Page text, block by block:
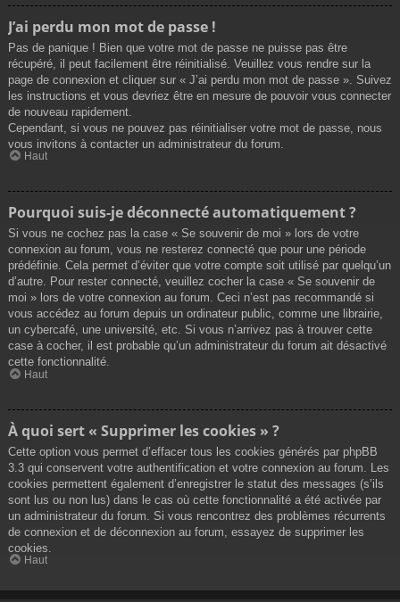
J’ai perdu mon mot de passe !
Pas de panique ! Bien que votre mot de passe ne puisse pas être
récupéré, il peut facilement être réinitialisé. Veuillez vous rendre sur la
page de connexion et cliquer sur « J’ai perdu mon mot de passe ». Suivez
les instructions et vous devriez être en mesure de pouvoir vous connecter
de nouveau rapidement.
Cependant, si vous ne pouvez pas réinitialiser votre mot de passe, nous
vous invitons à contacter un administrateur du forum.
Haut
Pourquoi suis-je déconnecté automatiquement ?
Si vous ne cochez pas la case « Se souvenir de moi » lors de votre
connexion au forum, vous ne resterez connecté que pour une période
prédéfinie. Cela permet d’éviter que votre compte soit utilisé par quelqu’un
d’autre. Pour rester connecté, veuillez cocher la case « Se souvenir de
moi » lors de votre connexion au forum. Ceci n’est pas recommandé si
vous accédez au forum depuis un ordinateur public, comme une librairie,
un cybercafé, une université, etc. Si vous n’arrivez pas à trouver cette
case à cocher, il est probable qu’un administrateur du forum ait désactivé
cette fonctionnalité.
Haut
À quoi sert « Supprimer les cookies » ?
Cette option vous permet d’effacer tous les cookies générés par phpBB
3.3 qui conservent votre authentification et votre connexion au forum. Les
cookies permettent également d’enregistrer le statut des messages (s’ils
sont lus ou non lus) dans le cas où cette fonctionnalité a été activée par
un administrateur du forum. Si vous rencontrez des problèmes récurrents
de connexion et de déconnexion au forum, essayez de supprimer les
cookies.
Haut